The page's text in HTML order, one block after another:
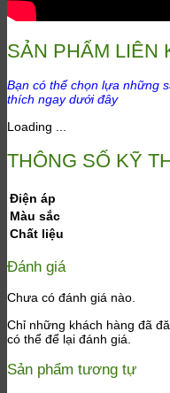
SẢN PHẨM LIÊN
Bạn có thể chọn lựa những
thích ngay dưới đây
Loading ...
THÔNG SỐ KỸ
Điện áp
Màu sắc
Chất liệu
Đánh giá
Chưa có đánh giá nào.
Chỉ những khách hàng đã
có thể để lại đánh giá.
Sản phẩm tương tự